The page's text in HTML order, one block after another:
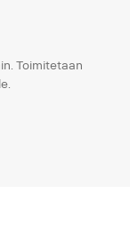
Toimitetaan